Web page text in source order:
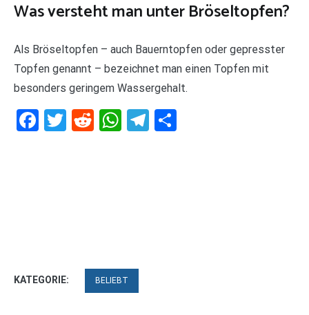
Was versteht man unter Bröseltopfen?
Als Bröseltopfen – auch Bauerntopfen oder gepresster
Topfen genannt – bezeichnet man einen Topfen mit
besonders geringem Wassergehalt.
Facebook
Twitter
RedditWhatsApp
Telegram
KATEGORIE: BELIEBT